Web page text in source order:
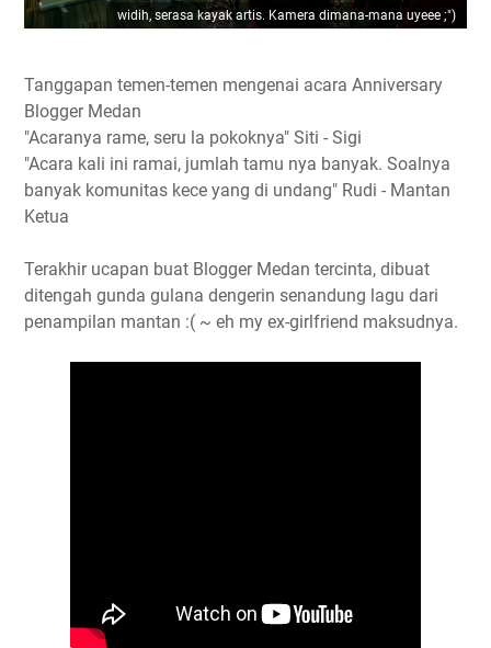
widih, serasa kayak artis. Kamera dimana-mana uyeee ;")
Tanggapan temen-temen mengenai acara Anniversary
Blogger Medan
"Acaranya rame, seru la pokoknya" Siti - Sigi
"Acara kali ini ramai, jumlah tamu nya banyak. Soalnya
banyak komunitas kece yang di undang" Rudi - Mantan
Ketua
Terakhir ucapan buat Blogger Medan tercinta, dibuat
ditengah gunda gulana dengerin senandung lagu dari
penampilan mantan :( ~ eh my ex-girlfriend maksudnya.